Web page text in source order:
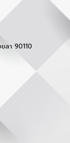
ลา 90110